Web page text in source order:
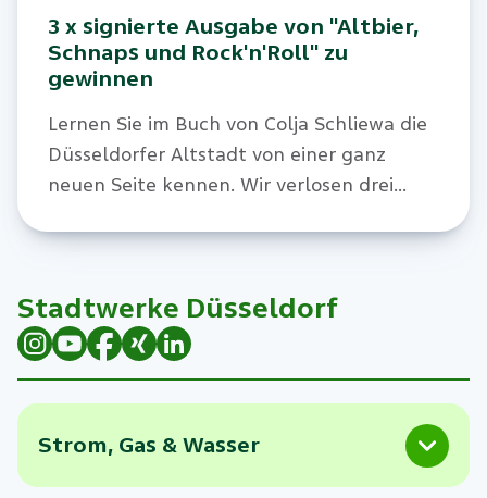
3 x signierte Ausgabe von "Altbier,
Schnaps und Rock'n'Roll" zu
gewinnen
Lernen Sie im Buch von Colja Schliewa die
Düsseldorfer Altstadt von einer ganz
neuen Seite kennen. Wir verlosen drei
unsere Kund:innen.
Stadtwerke Düsseldorf
Strom, Gas & Wasser